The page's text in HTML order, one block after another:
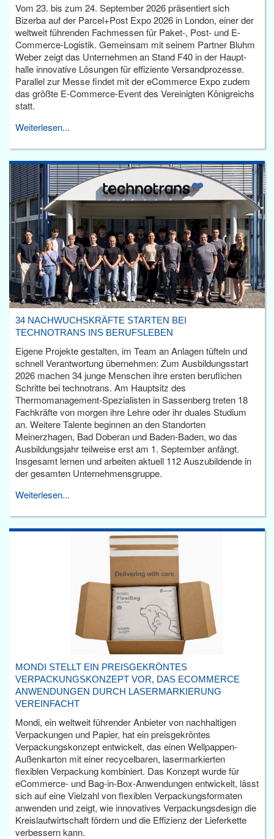
Vom 23. bis zum 24. September 2026 präsentiert sich
Bizerba auf der Parcel+Post Expo 2026 in London, einer der
weltweit führenden Fachmessen für Paket-, Post- und E-
Commerce-Logistik. Gemeinsam mit seinem Partner Bluhm
Weber zeigt das Unternehmen an Stand F40 in der Haupt­
halle innovative Lösungen für effiziente Versandprozesse.
Parallel zur Messe findet mit der eCommerce Expo zudem
das größte E-Commerce-Event des Vereinigten Königreichs
statt.
Weiterlesen...
34 NACHWUCHSKRÄFTE STARTEN BEI
TECHNOTRANS INS BERUFSLEBEN
Eigene Projekte gestalten, im Team an Anlagen tüfteln und
schnell Verantwortung übernehmen: Zum Ausbildungsstart
2026 machen 34 junge Menschen ihre ersten beruflichen
Schritte bei technotrans. Am Hauptsitz des
Thermomanagement-Spezialisten in Sassenberg treten 18
Fachkräfte von morgen ihre Lehre oder ihr duales Studium
an. Weitere Talente beginnen an den Standorten
Meinerzhagen, Bad Doberan und Baden-Baden, wo das
Ausbildungsjahr teilweise erst am 1. September anfängt.
Insgesamt lernen und arbeiten aktuell 112 Auszubildende in
der gesamten Unternehmensgruppe.
Weiterlesen...
MONDI STELLT EIN PREISGEKRÖNTES
VERPACKUNGSKONZEPT VOR, DAS ECOMMERCE
ANWENDUNGEN DURCH LASERMARKIERUNG
VEREINFACHT
Mondi, ein weltweit führender Anbieter von nachhaltigen
Verpackungen und Papier, hat ein preisgekröntes
Verpackungskonzept entwickelt, das einen Wellpappen-
Außenkarton mit einer recycelbaren, lasermarkierten
flexiblen Verpackung kombiniert. Das Konzept wurde für
eCommerce- und Bag-in-Box-Anwendungen entwickelt, lässt
sich auf eine Vielzahl von flexiblen Verpackungsformaten
anwenden und zeigt, wie innovatives Verpackungsdesign die
Kreislaufwirtschaft fördern und die Effizienz der Lieferkette
verbessern kann.